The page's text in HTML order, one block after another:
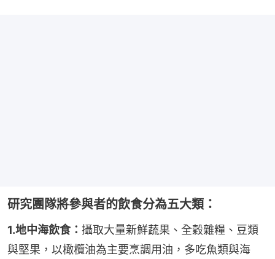
研究團隊將參與者的飲食分為五大類：
1.地中海飲食： 攝取大量新鮮蔬果、全穀雜糧、豆類
與堅果，以橄欖油為主要烹調用油，多吃魚類與海